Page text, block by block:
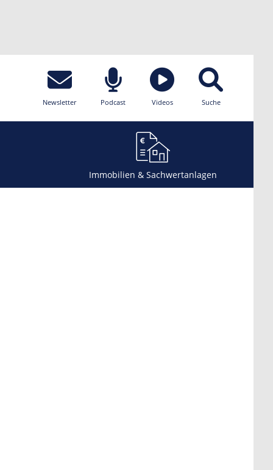
Newsletter Podcast Videos Suche
Immobilien & Sachwertanlagen